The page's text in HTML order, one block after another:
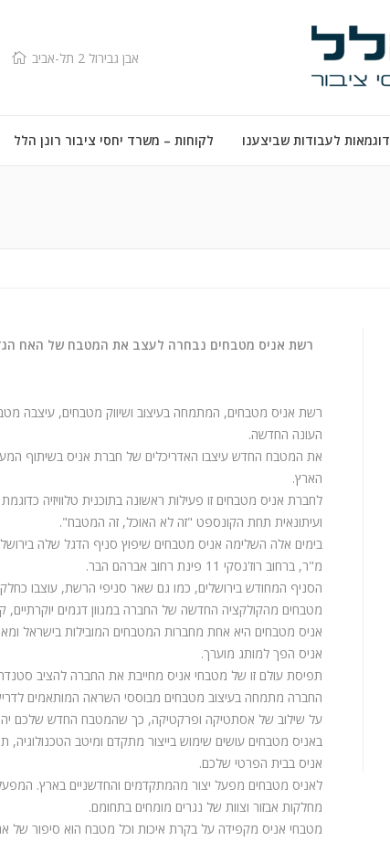
אבן גבירול 2 תל-אביב
דוגמאות לעבודות שביצענו לקוחות – משרד יחסי ציבור רונן הלל
רשת אניס מטבחים נבחרה לעצב את המטבח של האח
רשת אניס מטבחים, המתמחה בעיצוב ושיווק מטבחים, עיצבה
העונה החדשה.
את המטבח החדש עיצבו האדריכלים של חברת אניס בשיתוף
הארץ.
לחברת אניס מטבחים זו פעילות ראשונה בתוכנית טלוויזיה
ועיתונאית תחת הקונספט "זה לא האוכל, זה המטבח".
מ"ר, ברחוב רוז'נסקי 11 פינת רחוב אברהם הבר.
הסניף המחודש בירושלים, כמו גם שאר סניפי הרשת, עוצבו
מטבחים מהקולקציה החדשה של החברה במגוון דגמים יוקרתיים,
אניס מטבחים היא אחת מחברות המטבחים המובילות בישראל
אניס הפך למותג מוערך.
תפיסת עולם זו של מטבחי אניס מחייבת את החברה להציב
החברה מתמחה בעיצוב מטבחים מבוססי השראה המותאמים
על שילוב של אסתטיקה ופרקטיקה, כך שהמטבח החדש שלכם
באניס מטבחים עושים שימוש בייצור מתקדם ומיטב
אניס בבית הפרטי שלכם.
מחלקות אבזור וצוות של נגרים מומחים בתחומם.
מטבחי אניס מקפידה על בקרת איכות וכל מטבח הוא סיפור של